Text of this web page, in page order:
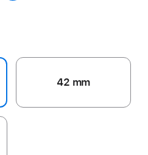
42 mm